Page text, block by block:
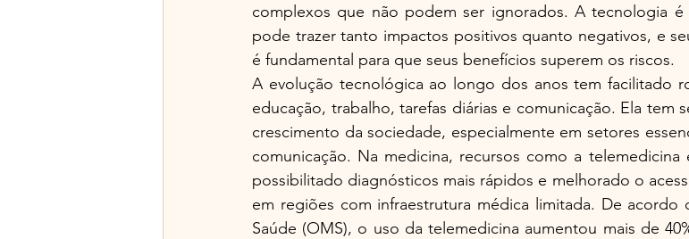
complexos que não podem ser ignorados. A tecnologia é
pode trazer tanto impactos positivos quanto negativos, e
é fundamental para que seus benefícios superem os riscos.
A evolução tecnológica ao longo dos anos tem facilitado
educação, trabalho, tarefas diárias e comunicação. Ela tem
crescimento da sociedade, especialmente em setores
comunicação. Na medicina, recursos como a
possibilitado diagnósticos mais rápidos e melhorado o
em regiões com infraestrutura médica limitada. De acordo
Saúde (OMS), o uso da telemedicina aumentou mais de